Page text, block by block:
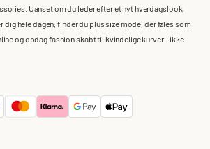
Uanset om du leder efter et nyt hverdagslook,
dig hele dagen, finder du plus size mode, der føles som
og opdag fashion skabt til kvindelige kurver – ikke